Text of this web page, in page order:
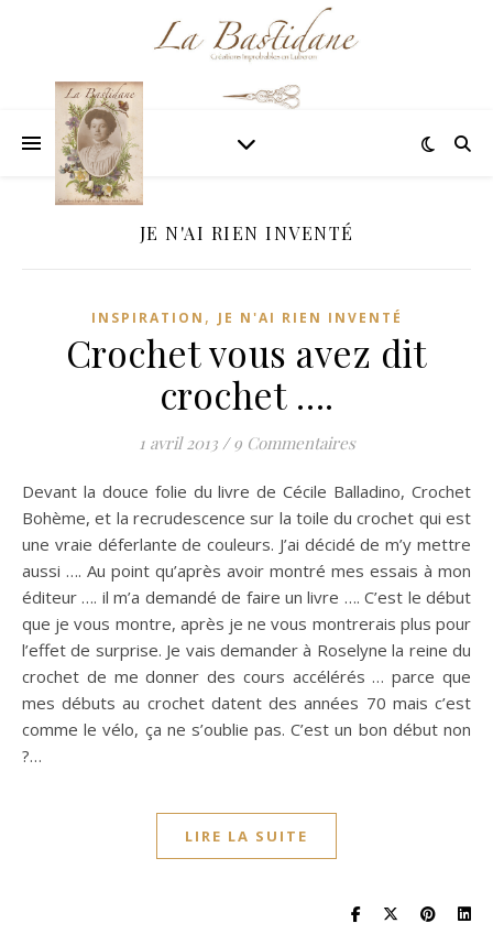
JE N'AI RIEN INVENTÉ
INSPIRATION , JE N'AI RIEN INVENTÉ
Crochet vous avez dit
crochet ….
1 avril 2013 / 9 Commentaires
Devant la douce folie du livre de Cécile Balladino, Crochet
Bohème, et la recrudescence sur la toile du crochet qui est
une vraie déferlante de couleurs. J’ai décidé de m’y mettre
aussi …. Au point qu’après avoir montré mes essais à mon
éditeur …. il m’a demandé de faire un livre …. C’est le début
que je vous montre, après je ne vous montrerais plus pour
l’effet de surprise. Je vais demander à Roselyne la reine du
crochet de me donner des cours accélérés … parce que
mes débuts au crochet datent des années 70 mais c’est
comme le vélo, ça ne s’oublie pas. C’est un bon début non
?…
LIRE LA SUITE